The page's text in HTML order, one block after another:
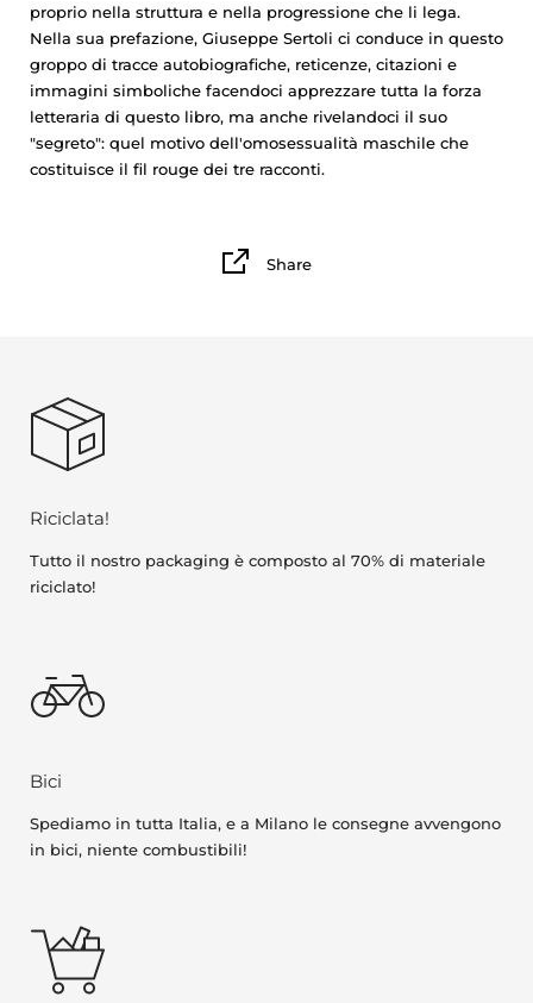
proprio nella struttura e nella progressione che li lega.
Nella sua prefazione, Giuseppe Sertoli ci conduce in questo
groppo di tracce autobiografiche, reticenze, citazioni e
immagini simboliche facendoci apprezzare tutta la forza
letteraria di questo libro, ma anche rivelandoci il suo
"segreto": quel motivo dell'omosessualità maschile che
costituisce il fil rouge dei tre racconti.
Share
Riciclata!
Tutto il nostro packaging è composto al 70% di materiale
riciclato!
Bici
Spediamo in tutta Italia, e a Milano le consegne avvengono
in bici, niente combustibili!